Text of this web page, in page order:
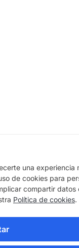
una experiencia
de cookies para
compartir datos
Política de cookies.